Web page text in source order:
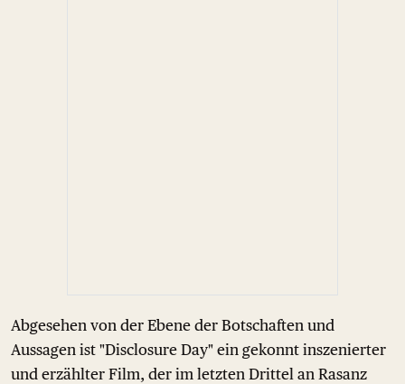
Abgesehen von der Ebene der Botschaften und
Aussagen ist "Disclosure Day" ein gekonnt inszenierter
und erzählter Film, der im letzten Drittel an Rasanz